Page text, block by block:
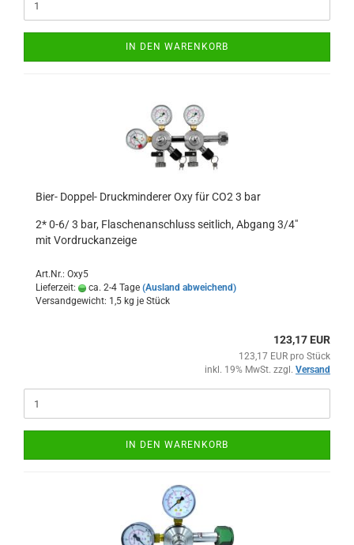
IN DEN WARENKORB
Bier- Doppel- Druckminderer Oxy für CO2 3 bar
2* 0-6/ 3 bar, Flaschenanschluss seitlich, Abgang 3/4"
mit Vordruckanzeige
Art.Nr.: Oxy5
Lieferzeit:
ca. 2-4 Tage (Ausland abweichend)
Versandgewicht: 1,5 kg je Stück
123,17 EUR
123,17 EUR pro Stück
inkl. 19% MwSt. zzgl. Versand
IN DEN WARENKORB